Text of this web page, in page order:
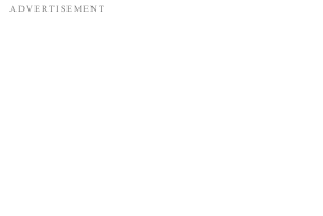
ADVERTISEMENT